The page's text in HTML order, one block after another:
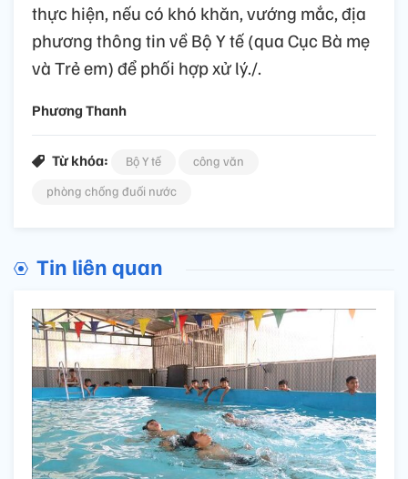
thực hiện, nếu có khó khăn, vướng mắc, địa
phương thông tin về Bộ Y tế (qua Cục Bà mẹ
và Trẻ em) để phối hợp xử lý./.
Phương Thanh
Từ khóa: Bộ Y tế
công văn
phòng chống đuối nước
Tin liên quan